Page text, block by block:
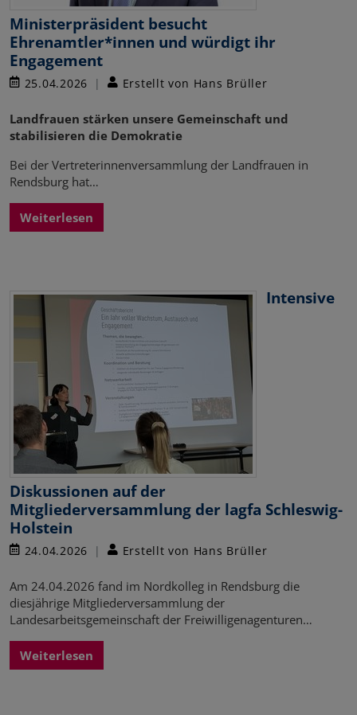
Ministerpräsident besucht
Ehrenamtler*innen und würdigt ihr
Engagement
25.04.2026 Erstellt von Hans Brüller
Landfrauen stärken unsere Gemeinschaft und
stabilisieren die Demokratie
Bei der Vertreterinnenversammlung der Landfrauen in
Rendsburg hat…
Weiterlesen
Intensive
Diskussionen auf der
Mitgliederversammlung der lagfa Schleswig-
Holstein
24.04.2026 Erstellt von Hans Brüller
Am 24.04.2026 fand im Nordkolleg in Rendsburg die
diesjährige Mitgliederversammlung der
Landesarbeitsgemeinschaft der Freiwilligenagenturen…
Weiterlesen